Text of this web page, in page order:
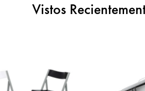
Vistos